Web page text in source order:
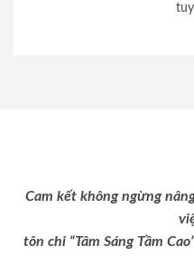
Cam kết không ngừng
tôn chỉ “Tâm Sáng Tầm